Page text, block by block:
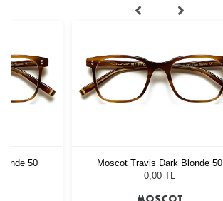
50
Moscot Travis Dark Blonde 50
0,00 TL